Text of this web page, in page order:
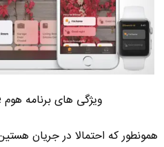
ویژگی های برنامه هوم Home در iOS 10